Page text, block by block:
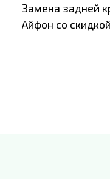
Замена задней
Айфон со